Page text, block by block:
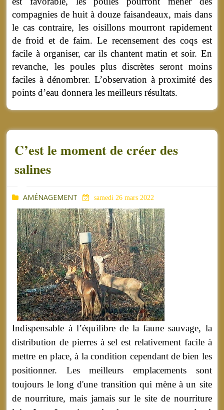
compagnies de huit à douze faisandeaux, mais dans
le cas contraire, les oisillons mourront rapidement
de froid et de faim. Le recensement des coqs est
facile à organiser, car ils chantent matin et soir. En
revanche, les poules plus discrètes seront moins
faciles à dénombrer. L’observation à proximité des
points d’eau donnera les meilleurs résultats.
C’est le moment de créer des
salines
AMÉNAGEMENT samedi 26 mars 2022
Indispensable à l’équilibre de la faune sauvage, la
distribution de pierres à sel est relativement facile à
mettre en place, à la condition cependant de bien les
positionner. Les meilleurs emplacements sont
toujours le long d'une transition qui mène à un site
de nourriture, mais jamais sur le site de nourriture